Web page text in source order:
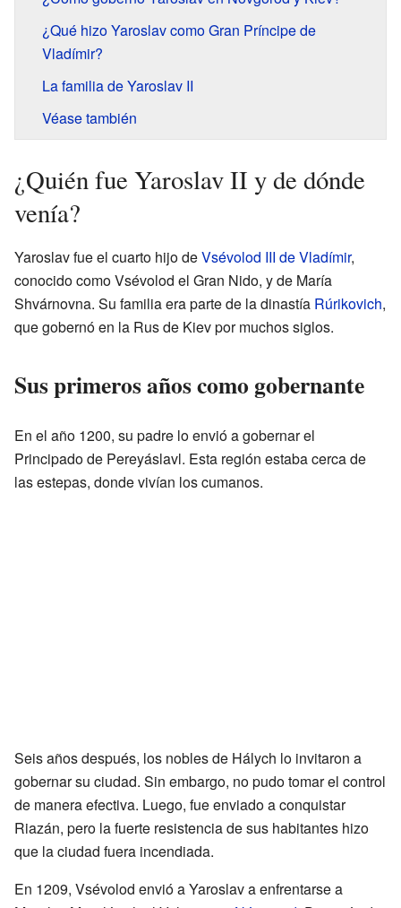
¿Qué hizo Yaroslav como Gran Príncipe de
Vladímir?
La familia de Yaroslav II
Véase también
¿Quién fue Yaroslav II y de dónde
venía?
Yaroslav fue el cuarto hijo deVsévolod III de Vladímir,
conocido como Vsévolod el Gran Nido, y de María
Shvárnovna. Su familia era parte de la dinastía Rúrikovich,
que gobernó en la Rus de Kiev por muchos siglos.
Sus primeros años como gobernante
En el año 1200, su padre lo envió a gobernar el
Principado de Pereyáslavl. Esta región estaba cerca de
las estepas, donde vivían los cumanos.
Seis años después, los nobles de Hálych lo invitaron a
gobernar su ciudad. Sin embargo, no pudo tomar el control
de manera efectiva. Luego, fue enviado a conquistar
Riazán, pero la fuerte resistencia de sus habitantes hizo
que la ciudad fuera incendiada.
En 1209, Vsévolod envió a Yaroslav a enfrentarse a